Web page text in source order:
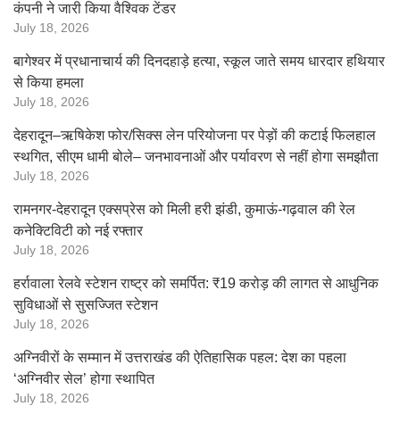
कंपनी ने जारी किया वैश्विक टेंडर
July 18, 2026
बागेश्वर में प्रधानाचार्य की दिनदहाड़े हत्या, स्कूल जाते समय धारदार हथियार
से किया हमला
July 18, 2026
देहरादून–ऋषिकेश फोर/सिक्स लेन परियोजना पर पेड़ों की कटाई फिलहाल
स्थगित, सीएम धामी बोले– जनभावनाओं और पर्यावरण से नहीं होगा समझौता
July 18, 2026
रामनगर-देहरादून एक्सप्रेस को मिली हरी झंडी, कुमाऊं-गढ़वाल की रेल
कनेक्टिविटी को नई रफ्तार
July 18, 2026
हर्रावाला रेलवे स्टेशन राष्ट्र को समर्पित: ₹19 करोड़ की लागत से आधुनिक
सुविधाओं से सुसज्जित स्टेशन
July 18, 2026
अग्निवीरों के सम्मान में उत्तराखंड की ऐतिहासिक पहल: देश का पहला
‘अग्निवीर सेल’ होगा स्थापित
July 18, 2026